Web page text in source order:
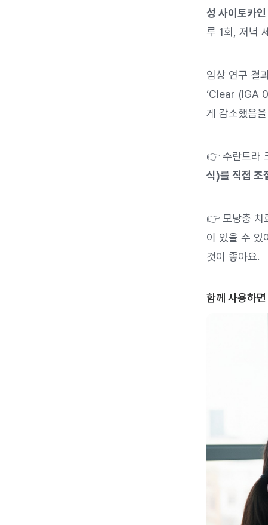
성 사이토카
루 1회, 저녁
임상 연구 결
‘Clear (IGA
게 감소했음
👉 수란트라
식)를 직접 조
👉 모낭충 치
이 있을 수 있
것이 좋아요.
함께 사용하